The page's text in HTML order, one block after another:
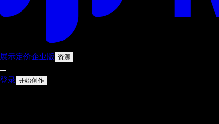
展示定价企业版 资源
登录 开始创作